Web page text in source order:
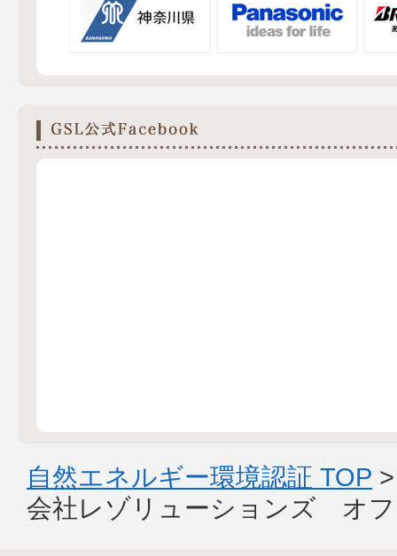
自然エネルギー環境認証 TOP
会社レゾリューションズ オ